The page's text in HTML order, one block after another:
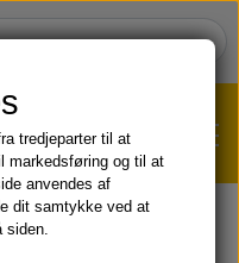
HER!
tredjeparter til at
markedsføring og til at
anvendes af
dit samtykke ved at
siden.